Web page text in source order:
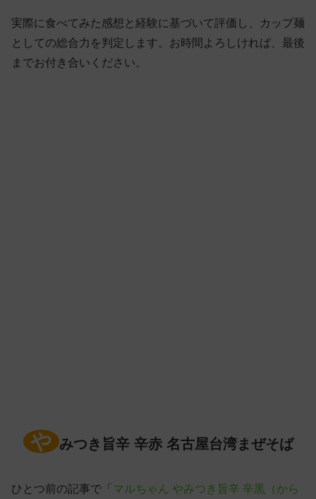
実際に食べてみた感想と経験に基づいて評価し、カップ麺
としての総合力を判定します。お時間よろしければ、最後
までお付き合いください。
や みつき旨辛 辛赤 名古屋台湾まぜそば
ひとつ前の記事で「 マルちゃん やみつき旨辛 辛黒（から